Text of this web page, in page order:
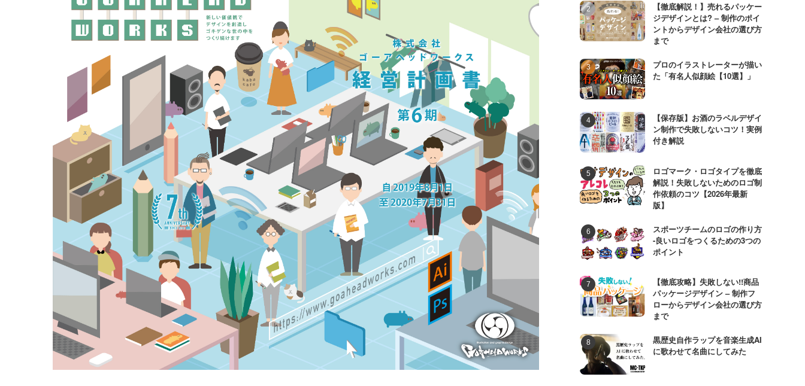
【徹底解説！】売れるパッケー
ジデザインとは? – 制作のポイ
ントからデザイン会社の選び方
まで
プロのイラストレーターが描い
た「有名人似顔絵【10選】」
【保存版】お酒のラベルデザイ
ン制作で失敗しないコツ！実例
付き解説
ロゴマーク・ロゴタイプを徹底
解説！失敗しないためのロゴ制
作依頼のコツ【2026年最新
版】
スポーツチームのロゴの作り方
-良いロゴをつくるための3つの
ポイント
【徹底攻略】失敗しない!!商品
パッケージデザイン – 制作フ
ローからデザイン会社の選び方
まで
黒歴史自作ラップを音楽生成AI
に歌わせて名曲にしてみた